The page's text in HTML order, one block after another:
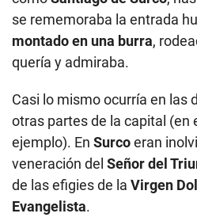
se rememoraba la entrada
montado en una burra,
quería y admiraba.
Casi lo mismo ocurría en las
otras partes de la capital (en
ejemplo). En Surcoeran
veneración del Señor del
de las efigies de la Virgen
Evangelista.